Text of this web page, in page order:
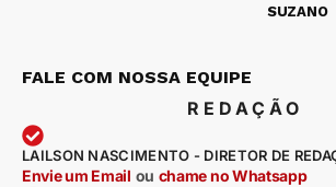
SUZANO
FALE COM NOSSA EQUIPE
REDAÇÃO
LAILSON NASCIMENTO - DIRETOR DE
Envie um Email ou chame no Whatsapp